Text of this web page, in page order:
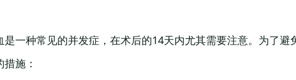
是一种常见的并发症，在术后的14天内尤其需要注意。为了避
施：